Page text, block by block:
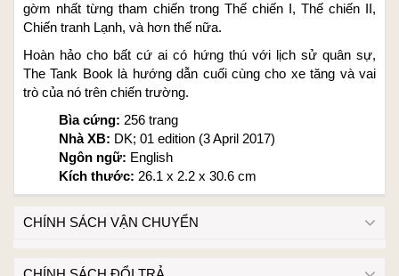
gờm nhất từng tham chiến trong Thế chiến I, Thế chiến II,
Chiến tranh Lạnh, và hơn thế nữa.
Hoàn hảo cho bất cứ ai có hứng thú với lịch sử quân sự,
The Tank Book là hướng dẫn cuối cùng cho xe tăng và vai
trò của nó trên chiến trường.
Bìa cứng: 256 trang
Nhà XB: DK; 01 edition (3 April 2017)
Ngôn ngữ: English
Kích thước: 26.1 x 2.2 x 30.6 cm
CHÍNH SÁCH VẬN CHUYỂN